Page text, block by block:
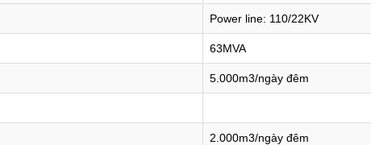
Power line: 110/22KV
63MVA
5.000m3/ngày đêm
2.000m3/ngày đêm